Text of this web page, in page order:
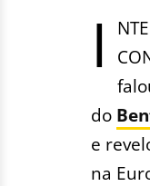
I
do
e
na